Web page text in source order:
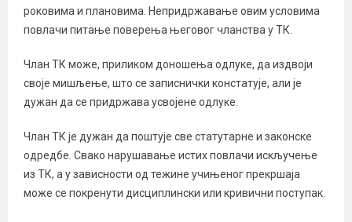
роковима и плановима. Непридржавање овим условима
повлачи питање поверења његовог чланства у ТК.
Члан ТК може, приликом доношења одлуке, да издвоји
своје мишљење, што се записнички констатује, али је
дужан да се придржава усвојене одлуке.
Члан ТК је дужан да поштује све статутарне и законске
одредбе. Свако нарушавање истих повлачи искључење
из ТК, а у зависности од тежине учињеног прекршаја
може се покренути дисциплински или кривични поступак.